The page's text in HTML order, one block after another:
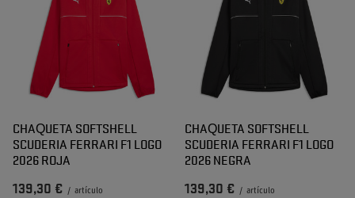
CHAQUETA SOFTSHELL
SCUDERIA FERRARI F1 LOGO
2026 ROJA
139,30 € / artículo
CHAQUETA SOFTSHELL
SCUDERIA FERRARI F1 LOGO
2026 NEGRA
139,30 € / artículo